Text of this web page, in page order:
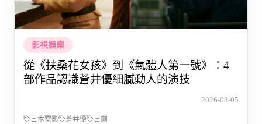
影視娛樂
從《扶桑花女孩》到《氣體人第一號》：4
部作品認識蒼井優細膩動人的演技
2026-08-05
日本電影 蒼井優 日劇